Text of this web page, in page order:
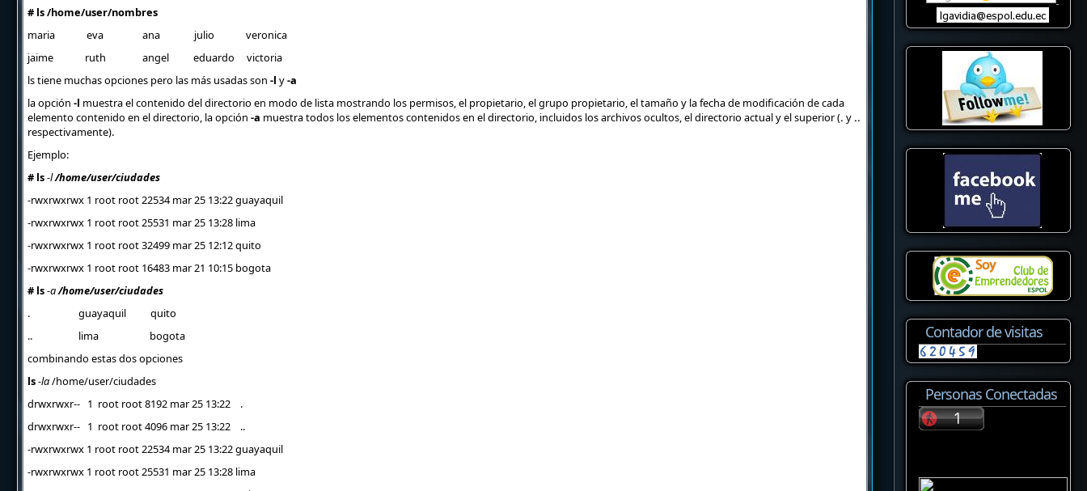
# ls/home/user/nombres
maria eva ana julio veronica
jaime ruth angel eduardo victoria
ls tiene muchas opciones pero las más usadas son -l y-a
la opción -l muestra el contenido del directorio en modo de lista mostrando los permisos, el propietario, el grupo propietario, el tamaño y la fecha de modificación de cada
elemento contenido en el directorio, la opción -a muestra todos los elementos contenidos en el directorio, incluidos los archivos ocultos, el directorio actual y el superior (. y..
respectivamente).
Ejemplo:
# ls-l/home/user/ciudades
-rwxrwxrwx 1 root root 22534 mar 25 13:22 guayaquil
-rwxrwxrwx 1 root root 25531 mar 25 13:28 lima
-rwxrwxrwx 1 root root 32499 mar 25 12:12 quito
-rwxrwxrwx 1 root root 16483 mar 21 10:15 bogota
# ls-a/home/user/ciudades
. guayaquil quito
.. lima bogota
combinando estas dos opciones
ls-la/home/user/ciudades
drwxrwxr-- 1 root root 8192 mar 25 13:22 .
drwxrwxr-- 1 root root 4096 mar 25 13:22 ..
-rwxrwxrwx 1 root root 22534 mar 25 13:22 guayaquil
-rwxrwxrwx 1 root root 25531 mar 25 13:28 lima
Contador de visitas
Personas Conectadas